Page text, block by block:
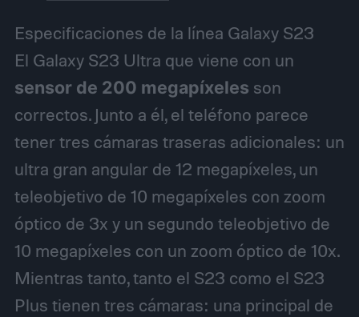
Especificaciones de la línea Galaxy S23
El Galaxy S23 Ultra que viene con un
sensor de 200 megapíxeles son
correctos. Junto a él, el teléfono parece
tener tres cámaras traseras adicionales: un
ultra gran angular de 12 megapíxeles, un
teleobjetivo de 10 megapíxeles con zoom
óptico de 3x y un segundo teleobjetivo de
10 megapíxeles con un zoom óptico de 10x.
Mientras tanto, tanto el S23 como el S23
Plus tienen tres cámaras: una principal de